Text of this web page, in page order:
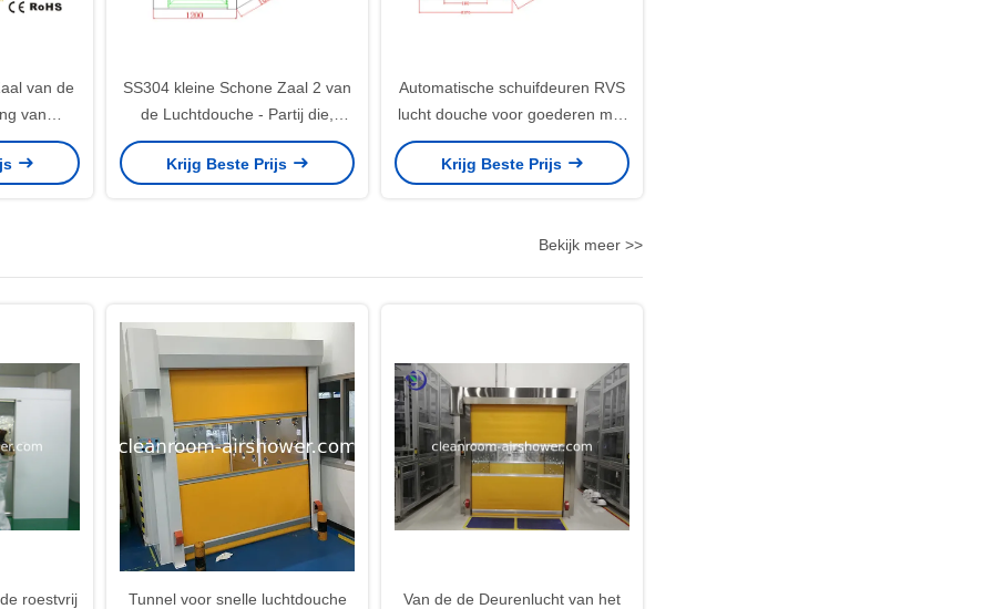
van de
van
de
SS304 kleine Schone Zaal 2 van
de Luchtdouche - Partij die,
Klasse 100 Schone Zaal blaast
Krijg Beste Prijs
Automatische schuifdeuren RVS
lucht douche voor goederen met
breedte 635 mm kast
Krijg Beste Prijs
Bekijk meer >>
roestvrij
Tunnel voor snelle luchtdouche
Van de de Deurenlucht van het